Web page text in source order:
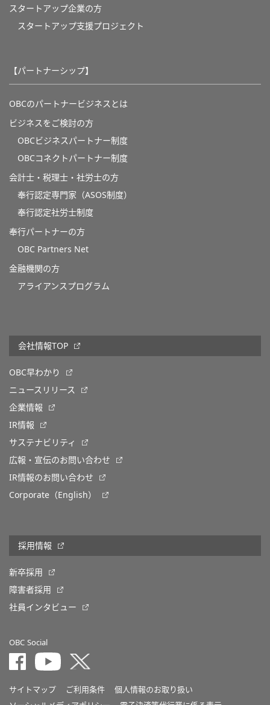
スタートアップ企業の方
スタートアップ支援プロジェクト
【パートナーシップ】
OBCのパートナービジネスとは
ビジネスをご検討の方
OBCビジネスパートナー制度
OBCコネクトパートナー制度
会計士・税理士・社労士の方
奉行認定専門家（ASOS制度）
奉行認定社労士制度
奉行パートナーの方
OBC Partners Net
金融機関の方
アライアンスプログラム
会社情報TOP
OBC早わかり
ニュースリリース
企業情報
IR情報
サステナビリティ
広報・宣伝のお問い合わせ
IR情報のお問い合わせ
Corporate（English）
採用情報
新卒採用
障害者採用
社員インタビュー
OBC Social
サイトマップ ご利用条件
個人情報のお取り扱い